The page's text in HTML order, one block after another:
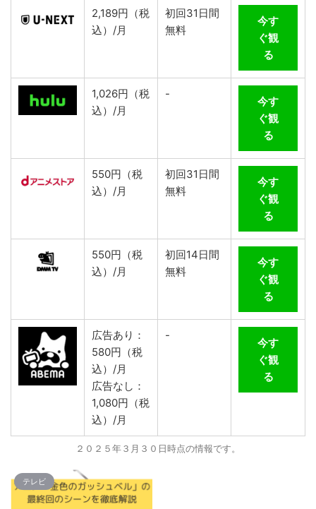
2,189円（税
込）/月
初回31日間
無料
今す
ぐ観
る
1,026円（税
込）/月
-
今す
ぐ観
る
550円（税
込）/月
初回31日間
無料
今す
ぐ観
る
550円（税
込）/月
初回14日間
無料
今す
ぐ観
る
広告あり：
580円（税
込）/月
広告なし：
1,080円（税
込）/月
-
今す
ぐ観
る
２０２５年３月３０日時点の情報です。
テレビ